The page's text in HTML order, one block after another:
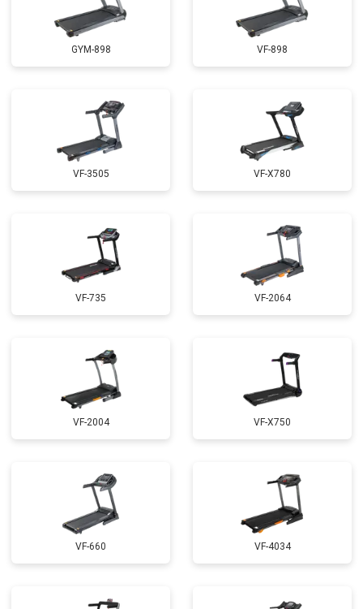
GYM-898 VF-898
VF-3505 VF-X780
VF-735 VF-2064
VF-2004 VF-X750
VF-660 VF-4034